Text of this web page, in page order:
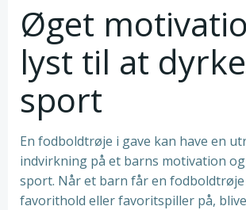
Øget
lyst til at dyrke
sport
En fodboldtrøje i gave kan have en
indvirkning på et barns motivation
sport. Når et barn får en
favorithold eller favoritspiller på,